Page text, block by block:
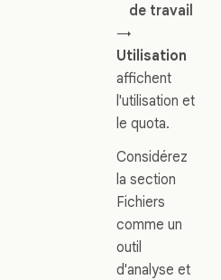
de travail
→
Utilisation
affichent
l'utilisation et
le quota.
Considérez
la section
Fichiers
comme un
outil
d'analyse et